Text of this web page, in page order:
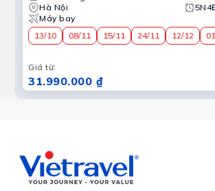
Hà Nội
Máy bay
13/10
08/11 15/11 24/11 12/12
Giá từ:
31.990.000 ₫